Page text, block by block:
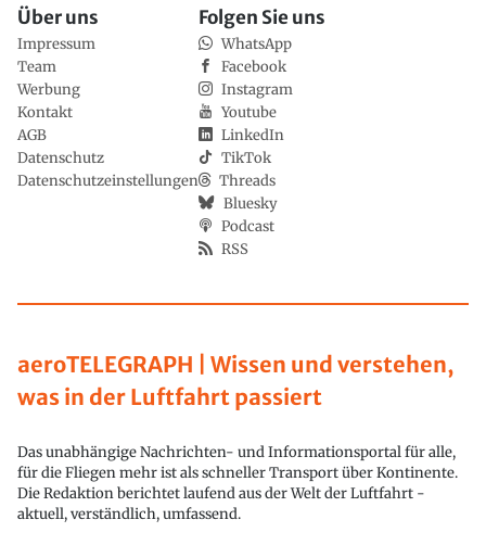
aeroTELEGRAPH | Wissen und verstehen,
was in der Luftfahrt passiert
Das unabhängige Nachrichten- und Informationsportal für alle,
für die Fliegen mehr ist als schneller Transport über Kontinente.
Die Redaktion berichtet laufend aus der Welt der Luftfahrt -
aktuell, verständlich, umfassend.
Über uns
Impressum
Team
Werbung
Kontakt
AGB
Datenschutz
Datenschutzeinstellungen
Folgen Sie uns
WhatsApp
Facebook
Instagram
Youtube
LinkedIn
TikTok
Threads
Bluesky
Podcast
RSS